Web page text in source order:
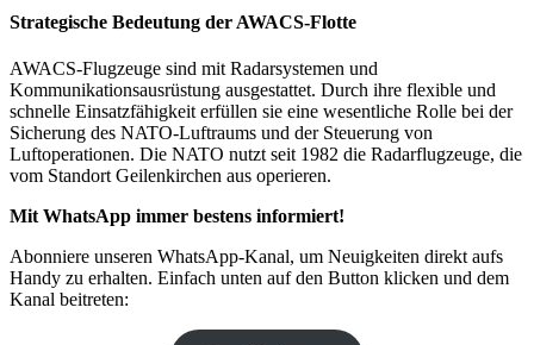
Strategische Bedeutung der AWACS-Flotte
AWACS-Flugzeuge sind mit Radarsystemen und
Kommunikationsausrüstung ausgestattet. Durch ihre flexible und
schnelle Einsatzfähigkeit erfüllen sie eine wesentliche Rolle bei der
Sicherung des NATO-Luftraums und der Steuerung von
Luftoperationen. Die NATO nutzt seit 1982 die Radarflugzeuge, die
vom Standort Geilenkirchen aus operieren.
Mit WhatsApp immer bestens informiert!
Abonniere unseren WhatsApp-Kanal, um Neuigkeiten direkt aufs
Handy zu erhalten. Einfach unten auf den Button klicken und dem
Kanal beitreten: